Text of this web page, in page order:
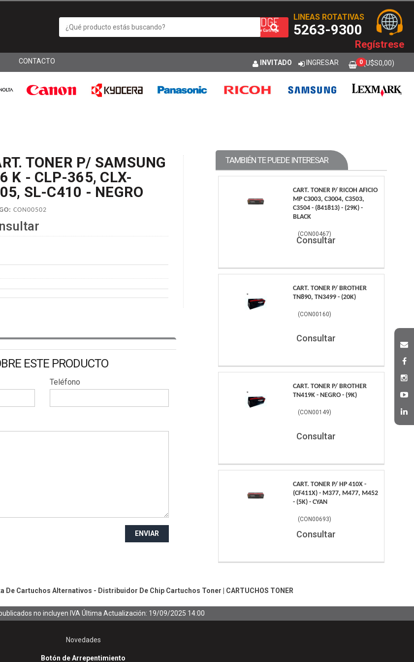
INVITADO INGRESAR 0 (U$S0,00)
CONTACTO
LINEAS ROTATIVAS
5263-9300
Regístrese
TONER P/ SAMSUNG
K - CLP-365, CLX-
SL-C410 - NEGRO
CON00502
ESTE PRODUCTO
Teléfono
ENVIAR
TAMBIÉN TE PUEDE INTERESAR
CART. TONER P/ RICOH AFICIO
MP C3003, C3004, C3503,
C3504 - (841813) - (29K) -
BLACK
(CON00467)
Consultar
CART. TONER P/ BROTHER
TN890, TN3499 - (20K)
(CON00160)
Consultar
CART. TONER P/ BROTHER
TN419K - NEGRO - (9K)
(CON00149)
Consultar
CART. TONER P/ HP 410X -
(CF411X) - M377, M477, M452
- (5K) - CYAN
(CON00693)
Consultar
De Cartuchos Alternativos - Distribuidor De Chip Cartuchos Toner CARTUCHOS TONER
no incluyen IVA Última Actualización: 19/09/2025 14:00
Novedades
Botón de Arrepentimiento